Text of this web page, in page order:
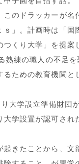
のドラッカーが
」。計画時は「国
くり大学」を提案
練の職人の不足
ための教育機関
大学設立準備財団
学設置が認可さ
きたことから、文